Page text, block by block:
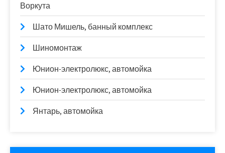
Воркута
Шато Мишель, банный комплекс
Шиномонтаж
Юнион-электролюкс, автомойка
Юнион-электролюкс, автомойка
Янтарь, автомойка